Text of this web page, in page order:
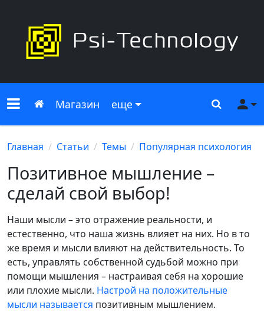
Меню сайта
Главная
Магазин еще Поиск
Главная Статьи Темы Популярная психология
Позитивное мышление –
сделай свой выбор!
Наши мысли – это отражение реальности, и
естественно, что наша жизнь влияет на них. Но в то
же время и мысли влияют на действительность. То
есть, управлять собственной судьбой можно при
помощи мышления – настраивая себя на хорошие
или плохие мысли. Настрой на положительные
мысли называется позитивным мышлением.